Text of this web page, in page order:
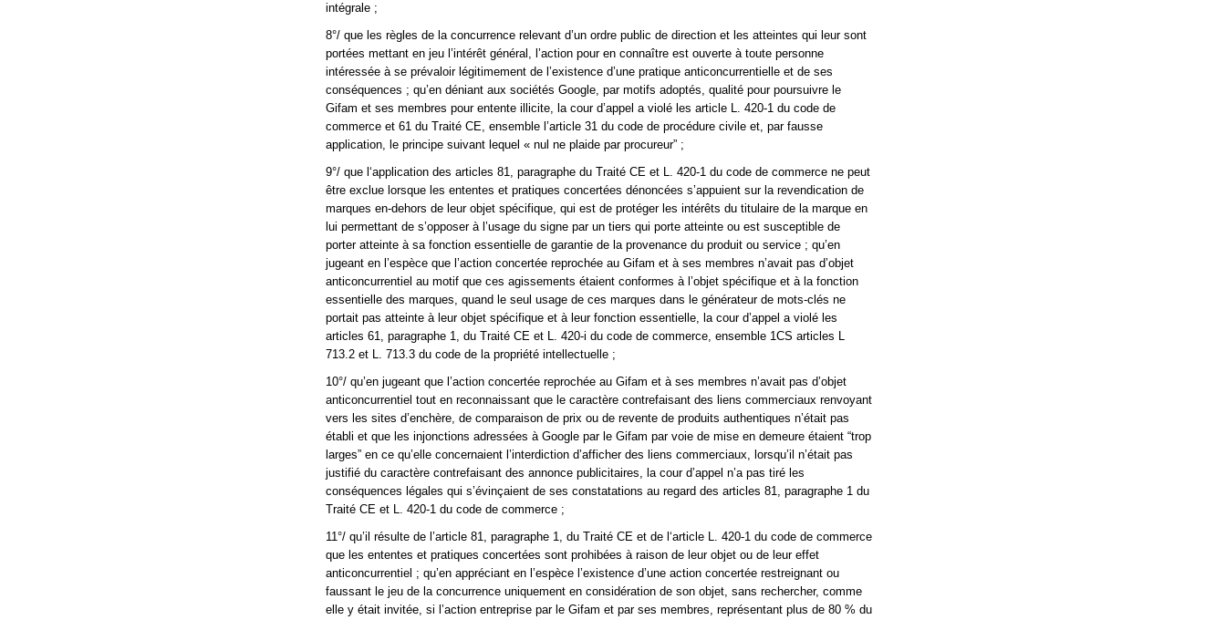
intégrale ;
8°/ que les règles de la concurrence relevant d’un ordre public de direction et les atteintes qui leur sont
portées mettant en jeu l’intérêt général, l’action pour en connaître est ouverte à toute personne
intéressée à se prévaloir légitimement de l’existence d’une pratique anticoncurrentielle et de ses
conséquences ; qu’en déniant aux sociétés Google, par motifs adoptés, qualité pour poursuivre le
Gifam et ses membres pour entente illicite, la cour d’appel a violé les article L. 420-1 du code de
commerce et 61 du Traité CE, ensemble l’article 31 du code de procédure civile et, par fausse
application, le principe suivant lequel « nul ne plaide par procureur” ;
9°/ que l‘application des articles 81, paragraphe du Traité CE et L. 420-1 du code de commerce ne peut
être exclue lorsque les ententes et pratiques concertées dénoncées s’appuient sur la revendication de
marques en-dehors de leur objet spécifique, qui est de protéger les intérêts du titulaire de la marque en
lui permettant de s’opposer à l’usage du signe par un tiers qui porte atteinte ou est susceptible de
porter atteinte à sa fonction essentielle de garantie de la provenance du produit ou service ; qu’en
jugeant en l’espèce que l’action concertée reprochée au Gifam et à ses membres n’avait pas d’objet
anticoncurrentiel au motif que ces agissements étaient conformes à l’objet spécifique et à la fonction
essentielle des marques, quand le seul usage de ces marques dans le générateur de mots-clés ne
portait pas atteinte à leur objet spécifique et à leur fonction essentielle, la cour d’appel a violé les
articles 61, paragraphe 1, du Traité CE et L. 420-i du code de commerce, ensemble 1CS articles L
713.2 et L. 713.3 du code de la propriété intellectuelle ;
10°/ qu’en jugeant que l’action concertée reprochée au Gifam et à ses membres n’avait pas d’objet
anticoncurrentiel tout en reconnaissant que le caractère contrefaisant des liens commerciaux renvoyant
vers les sites d’enchère, de comparaison de prix ou de revente de produits authentiques n’était pas
établi et que les injonctions adressées à Google par le Gifam par voie de mise en demeure étaient “trop
larges” en ce qu’elle concernaient l’interdiction d’afficher des liens commerciaux, lorsqu’il n’était pas
justifié du caractère contrefaisant des annonce publicitaires, la cour d’appel n’a pas tiré les
conséquences légales qui s’évinçaient de ses constatations au regard des articles 81, paragraphe 1 du
Traité CE et L. 420-1 du code de commerce ;
11°/ qu’il résulte de l’article 81, paragraphe 1, du Traité CE et de l‘article L. 420-1 du code de commerce
que les ententes et pratiques concertées sont prohibées à raison de leur objet ou de leur effet
anticoncurrentiel ; qu’en appréciant en l’espèce l’existence d’une action concertée restreignant ou
faussant le jeu de la concurrence uniquement en considération de son objet, sans rechercher, comme
elle y était invitée, si l’action entreprise par le Gifam et par ses membres, représentant plus de 80 % du